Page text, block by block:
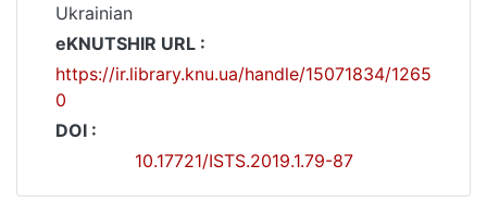
Ukrainian
eKNUTSHIR URL :
https://ir.library.knu.ua/handle/15071834/1265
0
DOI :
10.17721/ISTS.2019.1.79-87